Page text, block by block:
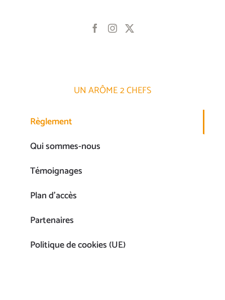
UN ARÔME 2 CHEFS
Règlement
Qui sommes-nous
Témoignages
Plan d’accès
Partenaires
Politique de cookies (UE)